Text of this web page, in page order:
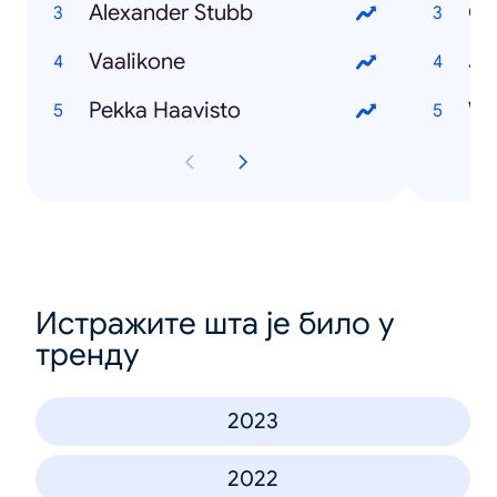
Alexander Stubb
Vaalikone
Pekka Haavisto
Истражите шта је било у
тренду
2023
2022